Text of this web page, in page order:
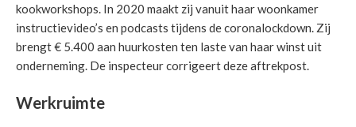
kookworkshops. In 2020 maakt zij vanuit haar woonkamer
instructievideo’s en podcasts tijdens de coronalockdown. Zij
brengt € 5.400 aan huurkosten ten laste van haar winst uit
onderneming. De inspecteur corrigeert deze aftrekpost.
Werkruimte